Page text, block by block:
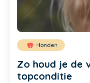
Honden
Zo houd je de
topconditie